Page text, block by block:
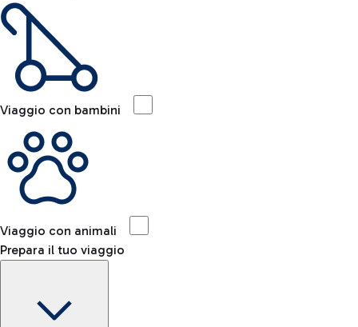
Viaggio con bambini
Viaggio con animali
Prepara il tuo viaggio